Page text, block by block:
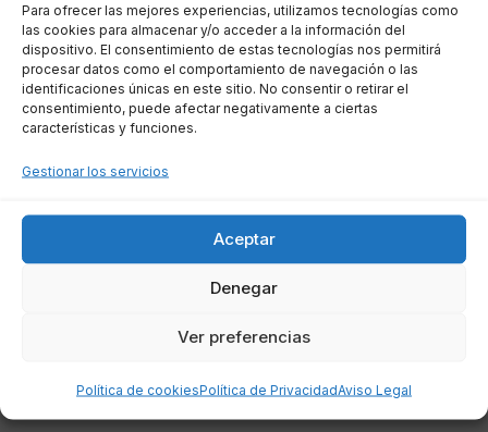
Para ofrecer las mejores experiencias, utilizamos tecnologías como
las cookies para almacenar y/o acceder a la información del
dispositivo. El consentimiento de estas tecnologías nos permitirá
procesar datos como el comportamiento de navegación o las
identificaciones únicas en este sitio. No consentir o retirar el
consentimiento, puede afectar negativamente a ciertas
características y funciones.
Gestionar los servicios
Aceptar
Denegar
Ver preferencias
Política de cookiesPolítica de PrivacidadAviso Legal
Tarifa fija:Algunos abogados cobran un
monto específico por el servicio
completo, lo que permite al cliente
conocer de antemano el costo total.
Por horas:
al caso. Esto puede ser más costoso en
casos complejos.
Honorarios contingentes:
parte de las deudas que se logre reducir.